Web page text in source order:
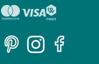
PinterestInstagramFacebook